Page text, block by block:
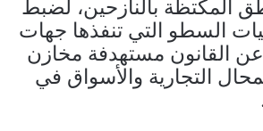
المكتظة بالنازحين، لضبط
السطو التي تنفذها جهات
القانون مستهدفة مخازن
التجارية والأسواق في